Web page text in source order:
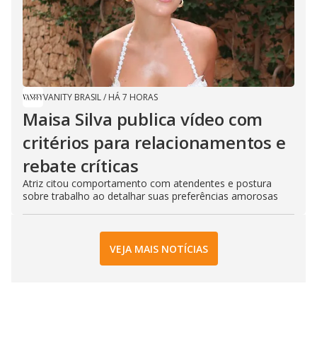
VANITY BRASIL/ HÁ 7 HORAS
Maisa Silva publica vídeo com
critérios para relacionamentos e
rebate críticas
Atriz citou comportamento com atendentes e postura
sobre trabalho ao detalhar suas preferências amorosas
VEJA MAIS NOTÍCIAS